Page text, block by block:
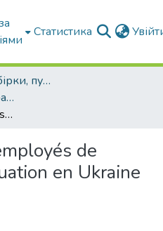
Статистика
Конференції, збірки, публікації молодих вчених і здобувачів : магістрів, бакалаврів, аспірантів.
Публікації здобувачів (бакалаврів. магістрів, аспірантів)
Santé et vie des employés de l'entreprise: la situation en Ukraine
de
en Ukraine